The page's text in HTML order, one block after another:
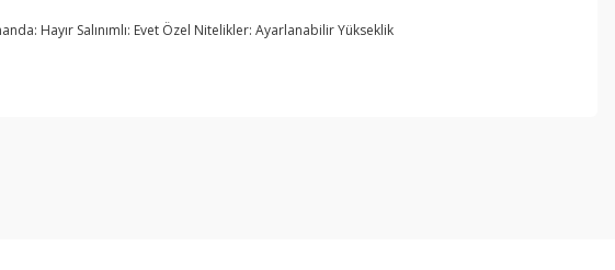
Hayır Salınımlı: Evet Özel Nitelikler: Ayarlanabilir Yükseklik